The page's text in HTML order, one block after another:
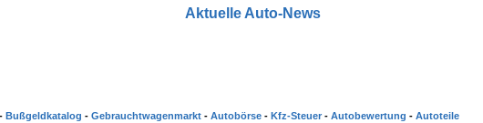
Aktuelle Auto-News
- Bußgeldkatalog - Gebrauchtwagenmarkt - Autobörse - Kfz-Steuer - Autobewertung - Autoteile